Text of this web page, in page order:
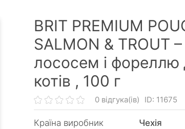
BRIT PREMIUM
SALMON & TROUT
лососем і фореллю
котів , 100 г
0 відгука(ів) ID: 11675
Країна виробник
Чехія